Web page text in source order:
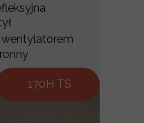
170H TS